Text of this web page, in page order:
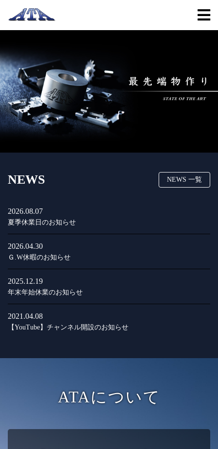
NEWS NEWS 一覧
2026.08.07
夏季休業日のお知らせ
2026.04.30
Ｇ.W休暇のお知らせ
2025.12.19
年末年始休業のお知らせ
2021.04.08
【YouTube】チャンネル開設のお知らせ
ATAについて